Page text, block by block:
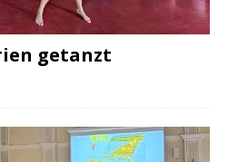
getanzt